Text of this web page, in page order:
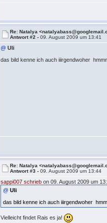
Re: Natalya
Antwort #2 -09. August 2009 um 13:41
@ Uli
das bild kenne ich auch iiirgendwoher
Re: Natalya
Antwort #3 -09. August 2009 um 13:44
sappi007 schrieb on 09. August 2009 um
@ Uli
das bild kenne ich auch iiirgendwoher
Vielleicht findet Rais es ja!